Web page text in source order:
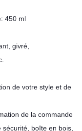
450 ml
givré,
de votre style et de
de la commande
boîte en bois,